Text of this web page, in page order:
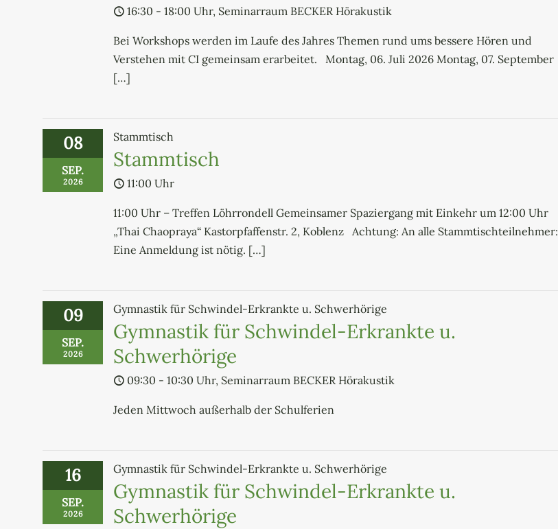
16:30 - 18:00 Uhr, Seminarraum BECKER Hörakustik
Bei Workshops werden im Laufe des Jahres Themen rund ums bessere Hören und
Verstehen mit CI gemeinsam erarbeitet. Montag, 06. Juli 2026 Montag, 07. September
[…]
08
SEP.
2026
Stammtisch
Stammtisch
11:00 Uhr
11:00 Uhr – Treffen Löhrrondell Gemeinsamer Spaziergang mit Einkehr um 12:00 Uhr
„Thai Chaopraya“ Kastorpfaffenstr. 2, Koblenz Achtung: An alle Stammtischteilnehmer:
Eine Anmeldung ist nötig. […]
09
SEP.
2026
Gymnastik für Schwindel-Erkrankte u. Schwerhörige
Gymnastik für Schwindel-Erkrankte u.
Schwerhörige
09:30 - 10:30 Uhr, Seminarraum BECKER Hörakustik
Jeden Mittwoch außerhalb der Schulferien
16
SEP.
2026
Gymnastik für Schwindel-Erkrankte u. Schwerhörige
Gymnastik für Schwindel-Erkrankte u.
Schwerhörige